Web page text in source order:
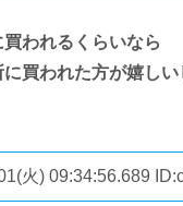
われるくらいなら
買われた方が嬉しい
火) 09:34:56.689